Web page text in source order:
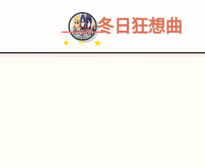
✦ ✧ ★
冬日狂想曲